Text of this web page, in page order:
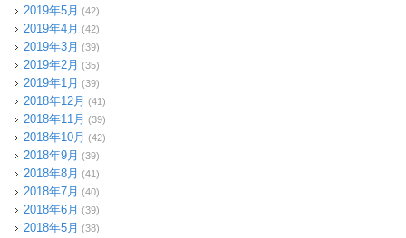
2019年5月 (42)
2019年4月 (42)
2019年3月 (39)
2019年2月 (35)
2019年1月 (39)
2018年12月 (41)
2018年11月 (39)
2018年10月 (42)
2018年9月 (39)
2018年8月 (41)
2018年7月 (40)
2018年6月 (39)
2018年5月 (38)